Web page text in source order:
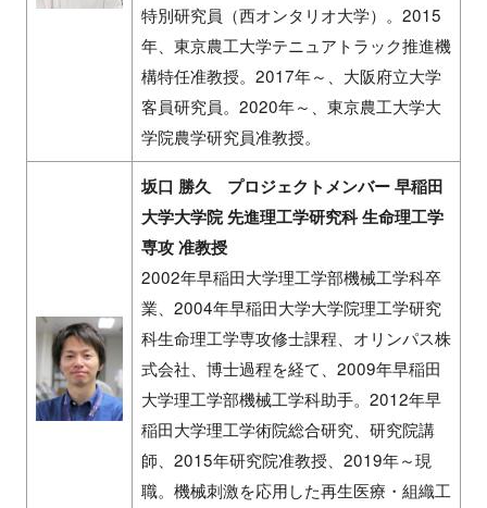
特別研究員（西オンタリオ大学）。2015
年、東京農工大学テニュアトラック推進機
構特任准教授。2017年～、大阪府立大学
客員研究員。2020年～、東京農工大学大
学院農学研究員准教授。
坂口 勝久 プロジェクトメンバー 早稲田
大学大学院 先進理工学研究科 生命理工学
専攻 准教授
2002年早稲田大学理工学部機械工学科卒
業、2004年早稲田大学大学院理工学研究
科生命理工学専攻修士課程、オリンパス株
式会社、博士過程を経て、2009年早稲田
大学理工学部機械工学科助手。2012年早
稲田大学理工学術院総合研究、研究院講
師、2015年研究院准教授、2019年～現
職。機械刺激を応用した再生医療・組織工